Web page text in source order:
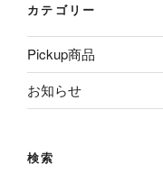
カテゴリー
Pickup商品
お知らせ
検索